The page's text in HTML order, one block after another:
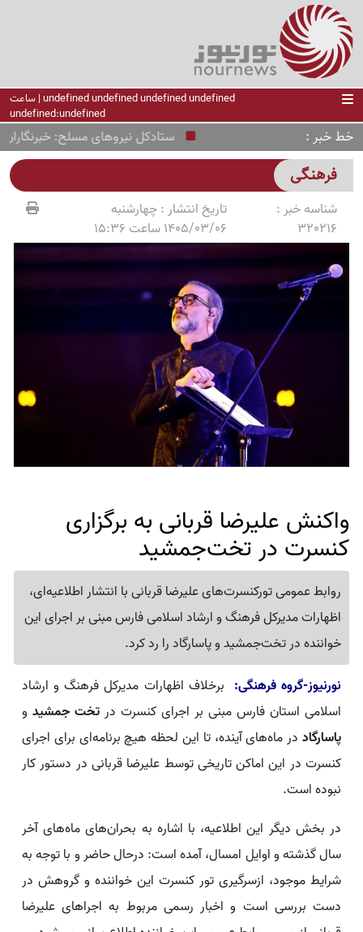
undefined undefined undefined undefined | ساعت
undefined:undefined
خط خبر ستادکل نیروهای مسلح: خبرنگاران
فرهنگی
شناسه خبر :
320216
تاریخ انتشار :چهارشنبه
1405/03/06 ساعت 15:36
واکنش علیرضا قربانی به برگزاری
کنسرت در تخت‌جمشید
روابط عمومی تورکنسرت‌های علیرضا قربانی با انتشار اطلاعیه‌ای،
اظهارات مدیرکل فرهنگ و ارشاد اسلامی فارس مبنی بر اجرای این
خواننده در تخت‌جمشید و پاسارگاد را رد کرد.
نورنیوز-گروه فرهنگی: برخلاف اظهارات مدیرکل فرهنگ و ارشاد
اسلامی استان فارس مبنی بر اجرای کنسرت در تخت جمشید و
پاسارگاد در ماه‌های آینده، تا این لحظه هیچ برنامه‌ای برای اجرای
کنسرت در این اماکن تاریخی توسط علیرضا قربانی در دستور کار
نبوده است.
در بخش دیگر این اطلاعیه، با اشاره به بحران‌های ماه‌های آخر
سال گذشته و اوایل امسال، آمده است: درحال حاضر و با توجه به
شرایط موجود، ازسرگیری تور کنسرت این خواننده و گروهش در
دست بررسی است و اخبار رسمی مربوط به اجراهای علیرضا